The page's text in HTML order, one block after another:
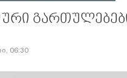
06:30